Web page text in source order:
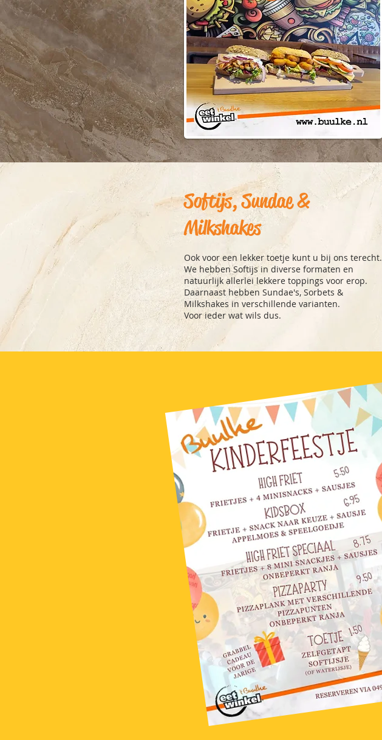
Softijs, Sundae &
Milkshakes
Ook voor een lekker toetje kunt u bij ons terecht.
We hebben Softijs in diverse formaten en
natuurlijk allerlei lekkere toppings voor erop.
Daarnaast hebben Sundae's, Sorbets &
Milkshakes in verschillende varianten.
Voor ieder wat wils dus.